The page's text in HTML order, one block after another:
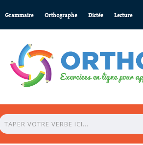
Grammaire Orthographe Dictée Lecture